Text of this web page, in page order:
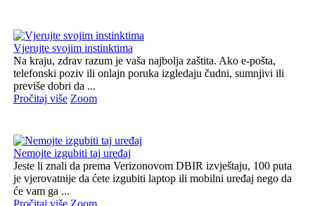
Vjerujte svojim instinktima
Na kraju, zdrav razum je vaša najbolja zaštita. Ako e-pošta,
telefonski poziv ili onlajn poruka izgledaju čudni, sumnjivi ili
previše dobri da ...
Pročitaj više Zoom
Nemojte izgubiti taj uređaj
Jeste li znali da prema Verizonovom DBIR izvještaju, 100 puta
je vjerovatnije da ćete izgubiti laptop ili mobilni uređaj nego da
će vam ga ...
Pročitaj više Zoom